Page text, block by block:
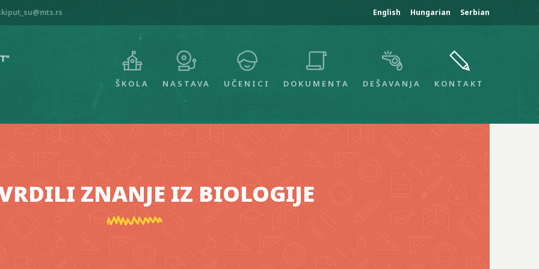
English Hungarian Serbian
NAVIGATIONŠKOLA NASTAVA UČENICI DOKUMENTA DEŠAVANJA KONTAKT
ZNANJE IZ BIOLOGIJE